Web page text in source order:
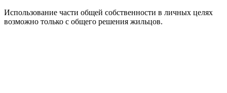
Использование части общей собственности в личных целях
возможно только с общего решения жильцов.